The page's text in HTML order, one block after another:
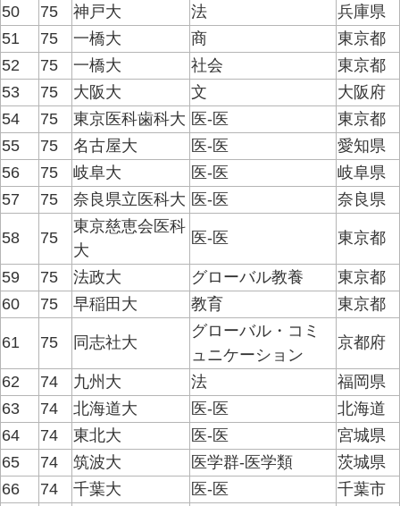
50
75 神戸大 法
兵庫県
51
75 一橋大 商
東京都
52
75 一橋大 社会
東京都
53
75 大阪大 文
大阪府
54
75 東京医科歯科大 医-医
東京都
55
75 名古屋大 医-医
愛知県
56
75 岐阜大 医-医
岐阜県
57
75 奈良県立医科大 医-医 奈良県
58 75
東京慈恵会医科
大
医-医 東京都
59 75 法政大 グローバル教養
東京都
60
75 早稲田大 教育 東京都
61 75 同志社大
グローバル・コミ
ュニケーション
京都府
62 74 九州大 法
福岡県
63
74 北海道大 医-医
北海道
64
74 東北大 医-医
宮城県
65
74 筑波大 医学群-医学類
茨城県
66
74 千葉大 医-医
千葉市